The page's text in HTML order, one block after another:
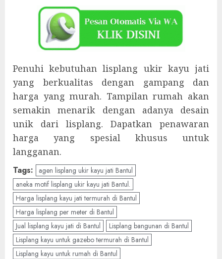
Penuhi kebutuhan lisplang ukir kayu jati
yang berkualitas dengan gampang dan
harga yang murah. Tampilan rumah akan
semakin menarik dengan adanya desain
unik dari lisplang. Dapatkan penawaran
harga yang spesial khusus untuk
langganan.
Tags:
agen lisplang ukir kayu jati Bantul
aneka motif lisplang ukir kayu jati Bantul.
Harga lisplang kayu jati termurah di Bantul
Harga lisplang per meter di Bantul
Jual lisplang kayu jati di Bantul
Lisplang bangunan di Bantul
Lisplang kayu untuk gazebo termurah di Bantul
Lisplang kayu untuk rumah di Bantul